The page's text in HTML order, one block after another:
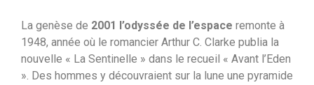
La genèse de 2001 l’odyssée de l’espace remonte à
1948, année où le romancier Arthur C. Clarke publia la
nouvelle « La Sentinelle » dans le recueil « Avant l’Eden
». Des hommes y découvraient sur la lune une pyramide